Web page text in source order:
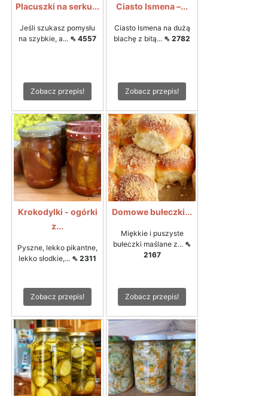
Placuszki na serku...
Jeśli szukasz pomysłu
na szybkie, a... ⇖ 4557
Zobacz przepis!
Ciasto Ismena –...
Ciasto Ismena na dużą
blachę z bitą... ⇖ 2782
Zobacz przepis!
Krokodylki - ogórki
z...
Pyszne, lekko pikantne,
lekko słodkie,... ⇖ 2311
Zobacz przepis!
Domowe bułeczki...
Miękkie i puszyste
bułeczki maślane z... ⇖
2167
Zobacz przepis!